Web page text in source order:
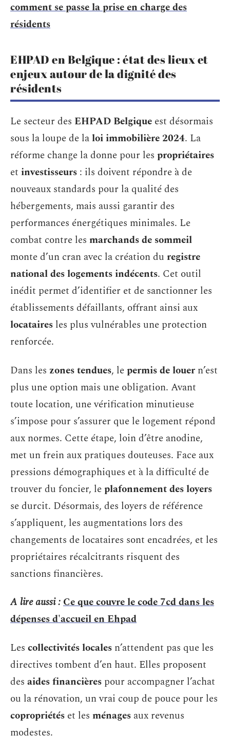
comment se passe la prise en charge des
résidents
EHPAD en Belgique : état des lieux et
enjeux autour de la dignité des
résidents
Le secteur des EHPAD Belgique est désormais
sous la loupe de laloi immobilière 2024. La
réforme change la donne pour les propriétaires
et investisseurs : ils doivent répondre à de
nouveaux standards pour la qualité des
hébergements, mais aussi garantir des
performances énergétiques minimales. Le
combat contre les marchands de sommeil
monte d’un cran avec la création du registre
national des logements indécents. Cet outil
inédit permet d’identifier et de sanctionner les
établissements défaillants, offrant ainsi aux
locataires les plus vulnérables une protection
renforcée.
Dans les zones tendues, lepermis de louer n’est
plus une option mais une obligation. Avant
toute location, une vérification minutieuse
s’impose pour s’assurer que le logement répond
aux normes. Cette étape, loin d’être anodine,
met un frein aux pratiques douteuses. Face aux
pressions démographiques et à la difficulté de
trouver du foncier, leplafonnement des loyers
se durcit. Désormais, des loyers de référence
s’appliquent, les augmentations lors des
changements de locataires sont encadrées, et les
propriétaires récalcitrants risquent des
sanctions financières.
A lire aussi :Ce que couvre le code 7cd dans les
dépenses d'accueil en Ehpad
Les collectivités locales n’attendent pas que les
directives tombent d’en haut. Elles proposent
des aides financières pour accompagner l’achat
ou la rénovation, un vrai coup de pouce pour les
copropriétés et les ménages aux revenus
modestes.